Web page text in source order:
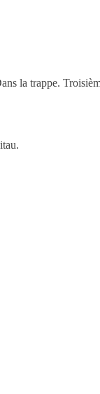
la trappe.